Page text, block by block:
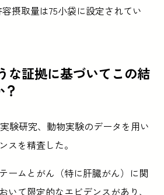
摂取量は75小袋に設定されてい
な証拠に基づいてこの結
験研究、動物実験のデータを用い
スを精査した。
ームとがん（特に肝臓がん）に関
いて限定的なエビデンスがあり、